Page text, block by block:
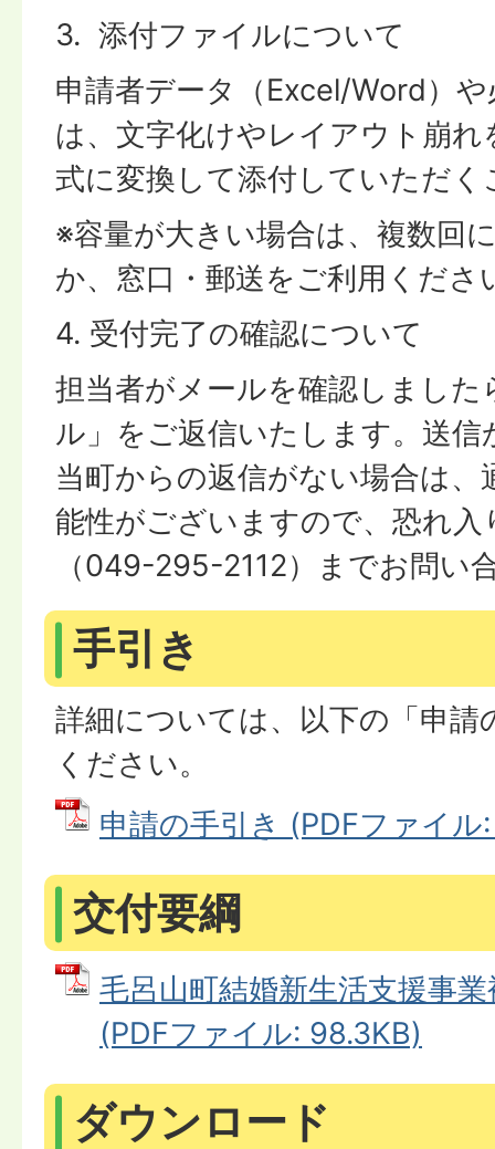
3. 添付ファイルについて
申請者データ（Excel/Word）
は、文字化けやレイアウト崩れ
式に変換して添付していただ
※容量が大きい場合は、複数回
か、窓口・郵送をご利用くださ
4. 受付完了の確認について
担当者がメールを確認しました
ル」をご返信いたします。送
当町からの返信がない場合は、
能性がございますので、恐れ入
（049-295-2112）までお問い
手引き
詳細については、以下の「申請
ください。
申請の手引き (PDFファイ
交付要綱
毛呂山町結婚新生活支援事
(PDFファイル: 98.3KB)
ダウンロード